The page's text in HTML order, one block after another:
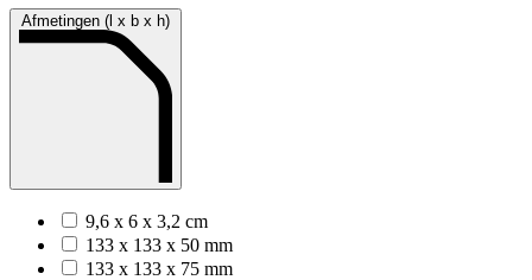
Afmetingen (l x b x h)
9,6 x 6 x 3,2 cm
133 x 133 x 50 mm
133 x 133 x 75 mm